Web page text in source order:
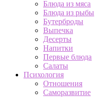
Блюда из мяса
Блюда из рыбы
Бутерброды
Выпечка
Десерты
Напитки
Первые блюда
Салаты
Психология
Отношения
Саморазвитие